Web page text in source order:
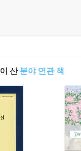
산 분야 연관 책